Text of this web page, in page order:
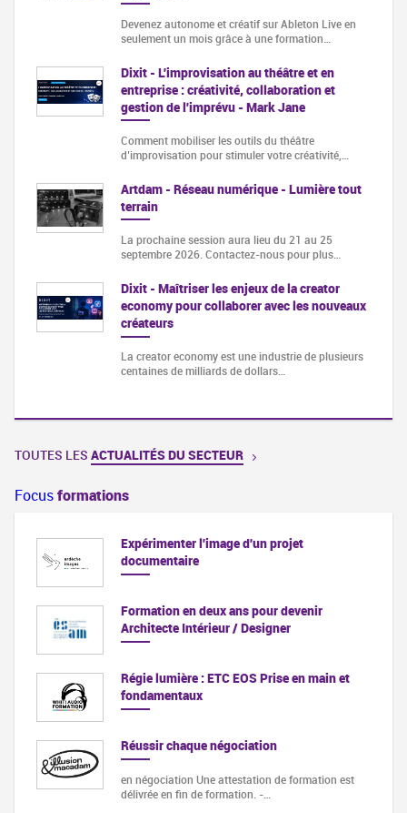
Devenez autonome et créatif sur Ableton Live en
seulement un mois grâce à une formation…
Dixit - L'improvisation au théâtre et en
entreprise : créativité, collaboration et
gestion de l'imprévu - Mark Jane
Comment mobiliser les outils du théâtre
d’improvisation pour stimuler votre créativité,…
Artdam - Réseau numérique - Lumière tout
terrain
La prochaine session aura lieu du 21 au 25
septembre 2026. Contactez-nous pour plus…
Dixit - Maîtriser les enjeux de la creator
economy pour collaborer avec les nouveaux
créateurs
La creator economy est une industrie de plusieurs
centaines de milliards de dollars…
TOUTES LES ACTUALITÉS DU SECTEUR
Focusformations
Expérimenter l'image d'un projet
documentaire
Formation en deux ans pour devenir
Architecte Intérieur / Designer
Régie lumière : ETC EOS Prise en main et
fondamentaux
Réussir chaque négociation
en négociation Une attestation de formation est
délivrée en fin de formation. -…